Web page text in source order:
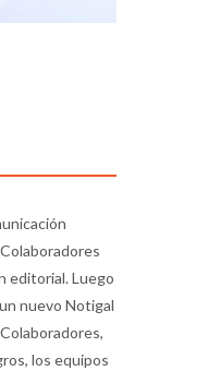
editorial. Luego
nuevo Notigal
los equipos